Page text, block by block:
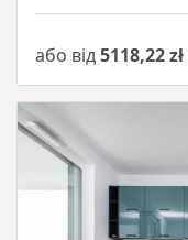
або від5118,22 zł